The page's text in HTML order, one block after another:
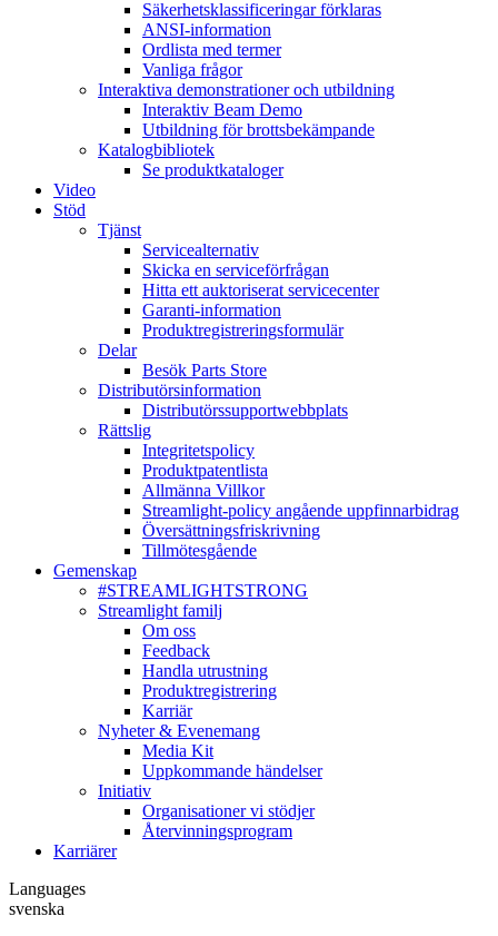
Säkerhetsklassificeringar förklaras
ANSI-information
Ordlista med termer
Vanliga frågor
Interaktiva demonstrationer och utbildning
Interaktiv Beam Demo
Utbildning för brottsbekämpande
Katalogbibliotek
Se produktkataloger
Video
Stöd
Tjänst
Servicealternativ
Skicka en serviceförfrågan
Hitta ett auktoriserat servicecenter
Garanti-information
Produktregistreringsformulär
Delar
Besök Parts Store
Distributörsinformation
Distributörssupportwebbplats
Rättslig
Integritetspolicy
Produktpatentlista
Allmänna Villkor
Streamlight-policy angående uppfinnarbidrag
Översättningsfriskrivning
Tillmötesgående
Gemenskap
#STREAMLIGHTSTRONG
Streamlight familj
Om oss
Feedback
Handla utrustning
Produktregistrering
Karriär
Nyheter & Evenemang
Media Kit
Uppkommande händelser
Initiativ
Organisationer vi stödjer
Återvinningsprogram
Karriärer
Languages
svenska